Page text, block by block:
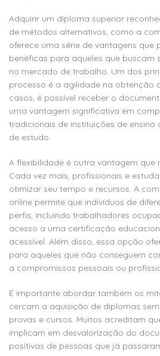
Adquirir um diploma superior
de métodos alternativos, como a
oferece uma série de vantagens que
benéficas para aqueles que buscam
no mercado de trabalho. Um dos
processo é a agilidade na obtenção
casos, é possível receber o
uma vantagem significativa em
tradicionais de instituições de ensino
de estudo.
A flexibilidade é outra vantagem que
Cada vez mais, profissionais e
otimizar seu tempo e recursos. A
online permite que indivíduos de
perfis, incluindo trabalhadores
acesso a uma certificação
acessível. Além disso, essa opção
para aqueles que não conseguem
a compromissos pessoais ou
É importante abordar também os
cercam a aquisição de diplomas
provas e cursos. Muitos acreditam
implicam em desvalorização do
positivas de pessoas que já